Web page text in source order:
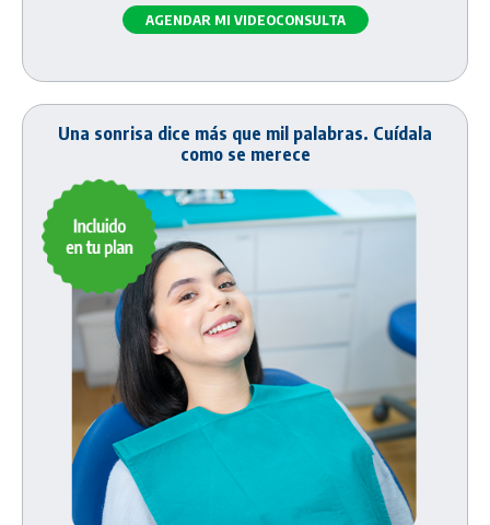
AGENDAR MI VIDEOCONSULTA
Una sonrisa dice más que mil palabras. Cuídala
como se merece